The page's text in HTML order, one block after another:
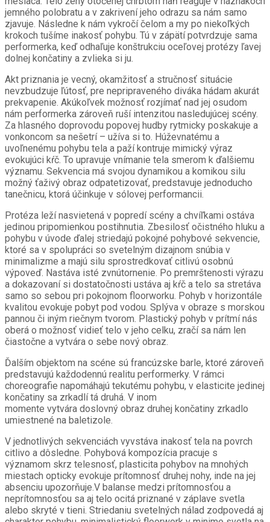
jemného polobratu a v zakrivení jeho odrazu sa nám samo
zjavuje. Následne k nám vykročí čelom a my po niekoľkých
krokoch tušíme inakosť pohybu. Tú v zápätí potvrdzuje sama
performerka, keď odhaľuje konštrukciu oceľovej protézy ľavej
dolnej končatiny a zvlieka si ju.
Akt priznania je vecný, okamžitosť a stručnosť situácie
nevzbudzuje ľútosť, pre nepripraveného diváka hádam akurát
prekvapenie. Akúkoľvek možnosť rozjímať nad jej osudom
nám performerka zároveň ruší intenzitou nasledujúcej scény.
Za hlasného doprovodu popovej hudby rytmicky poskakuje a
vonkoncom sa nešetrí – užíva si to. Húževnatému a
uvoľnenému pohybu tela a paží kontruje mimický výraz
evokujúci kŕč. To upravuje vnímanie tela smerom k ďalšiemu
významu. Sekvencia má svojou dynamikou a komikou silu
možný ťaživý obraz odpatetizovať, predstavuje jednoducho
tanečnicu, ktorá účinkuje v sólovej performancii.
Protéza leží nasvietená v popredí scény a chvíľkami ostáva
jedinou pripomienkou postihnutia. Zbesilosť očistného hluku a
pohybu v úvode ďalej striedajú pokojné pohybové sekvencie,
ktoré sa v spolupráci so svetelným dizajnom snúbia v
minimalizme a majú silu sprostredkovať citlivú osobnú
výpoveď. Nastáva isté zvnútornenie. Po premrštenosti výrazu
a dokazovaní si dostatočnosti ustáva aj kŕč a telo sa stretáva
samo so sebou pri pokojnom floorworku. Pohyb v horizontále
kvalitou evokuje pobyt pod vodou. Splýva v obraze s morskou
pannou či iným riečnym tvorom. Plastický pohyb v prítmí nás
oberá o možnosť vidieť telo v jeho celku, zračí sa nám len
čiastočne a vytvára o sebe nový obraz.
Ďalším objektom na scéne sú francúzske barle, ktoré zároveň
predstavujú každodennú realitu performerky. V rámci
choreografie napomáhajú tekutému pohybu, v elasticite jedinej
končatiny sa zrkadlí tá druhá. V inom
momente vytvára doslovný obraz druhej končatiny zrkadlo
umiestnené na baletizole.
V jednotlivých sekvenciách vyvstáva inakosť tela na povrch
citlivo a dôsledne. Pohybová kompozícia pracuje s
významom skrz telesnosť, plasticita pohybov na mnohých
miestach opticky evokuje prítomnosť druhej nohy, inde na jej
absenciu upozorňuje.V balanse medzi prítomnosťou a
neprítomnosťou sa aj telo ocitá priznané v záplave svetla
alebo skryté v tieni. Striedaniu svetelných nálad zodpovedá aj